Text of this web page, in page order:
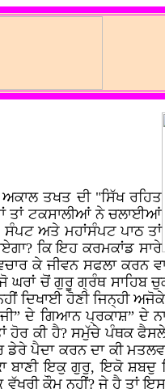
ਤਖਤ ਦੀ "ਸਿੱਖ ਰਹਿਤ
ਤਾਂ ਟਕਸਾਲੀਆਂ ਨੇ ਚਲਾਈਆਂ
ਸੰਪਟ ਅਤੇ ਮਹਾਂਸੰਪਟ ਪਾਠ ਤਾਂ
ਕਿ ਇਹ ਕਰਮਕਾਂਡ ਸਾਰੇ
ਕੇ ਜੀਵਨ ਸਫਲਾ ਕਰਨ
ਚੋਂ ਗੁਰੂ ਗ੍ਰੰਥ ਸਾਹਿਬ
ਦਿਖਾਈ ਹੋਣੀ ਜਿਨ੍ਹੀ
ਦੇ ਗਿਆਨ ਪ੍ਰਕਾਸ਼” ਦੇ
ਹੋਰ ਕੀ ਹੈ? ਸਮੁੱਚੇ ਪੰਥਕ
ਪੈਦਾ ਕਰਨ ਦਾ ਕੀ ਮਤਲਵ
ਇਕੁ ਗੁਰੁ, ਇਕੋ ਸ਼ਬਦੁ
ਕੌਮ ਨਹੀਂ? ਜੇ ਹੈ ਤਾਂ